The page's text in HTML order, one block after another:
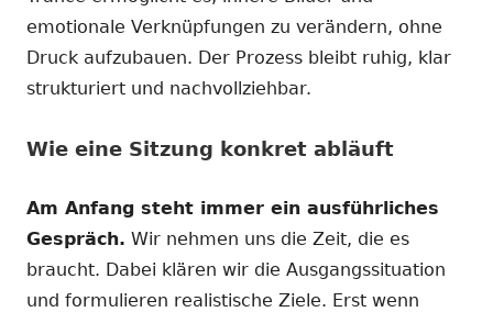
emotionale Verknüpfungen zu verändern, ohne
Druck aufzubauen. Der Prozess bleibt ruhig, klar
strukturiert und nachvollziehbar.
Wie eine Sitzung konkret abläuft
Am Anfang steht immer ein ausführliches
Gespräch. Wir nehmen uns die Zeit, die es
braucht. Dabei klären wir die Ausgangssituation
und formulieren realistische Ziele. Erst wenn